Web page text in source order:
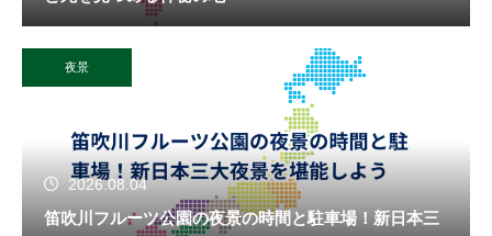
夜景
2026.08.04
笛吹川フルーツ公園の夜景の時間と駐車場！新日本三